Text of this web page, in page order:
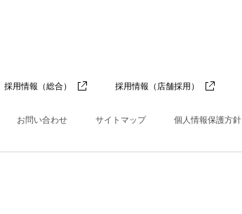
採用情報（総合） 採用情報（店舗採用）
お問い合わせ サイトマップ 個人情報保護方針